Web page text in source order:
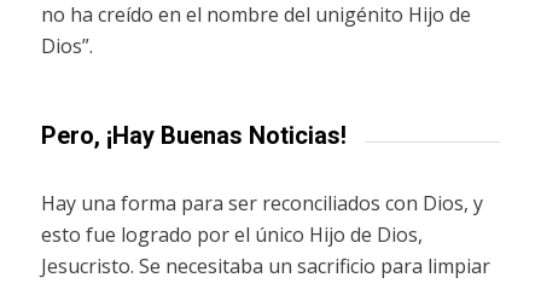
no ha creído en el nombre del unigénito Hijo de
Dios”.
Pero, ¡Hay Buenas Noticias!
Hay una forma para ser reconciliados con Dios, y
esto fue logrado por el único Hijo de Dios,
Jesucristo. Se necesitaba un sacrificio para limpiar